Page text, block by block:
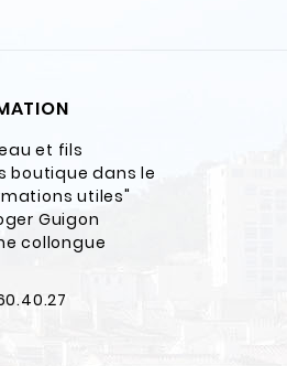
et fils
boutique dans le
utiles"
Guigon
collongue